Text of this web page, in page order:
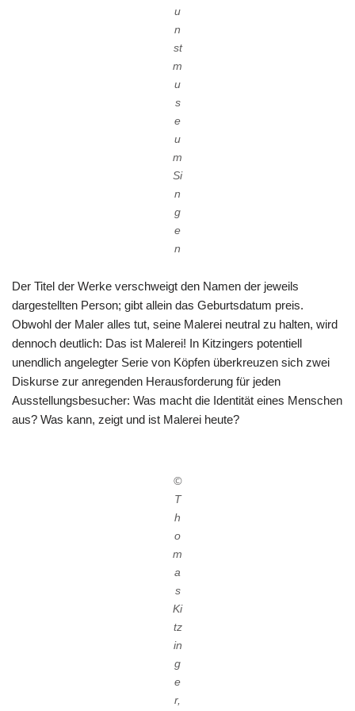
u
n
st
m
u
s
e
u
m
Si
n
g
e
n
Der Titel der Werke verschweigt den Namen der jeweils
dargestellten Person; gibt allein das Geburtsdatum preis.
Obwohl der Maler alles tut, seine Malerei neutral zu halten, wird
dennoch deutlich: Das ist Malerei! In Kitzingers potentiell
unendlich angelegter Serie von Köpfen überkreuzen sich zwei
Diskurse zur anregenden Herausforderung für jeden
Ausstellungsbesucher: Was macht die Identität eines Menschen
aus? Was kann, zeigt und ist Malerei heute?
©
T
h
o
m
a
s
Ki
tz
in
g
e
r,